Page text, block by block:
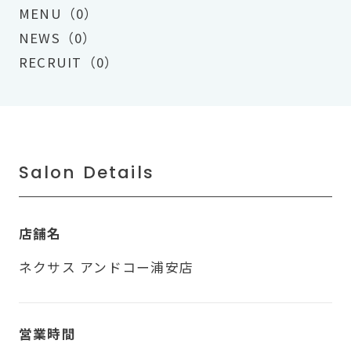
MENU（0）
NEWS（0）
RECRUIT（0）
Salon Details
店舗名
ネクサス アンドコー浦安店
営業時間